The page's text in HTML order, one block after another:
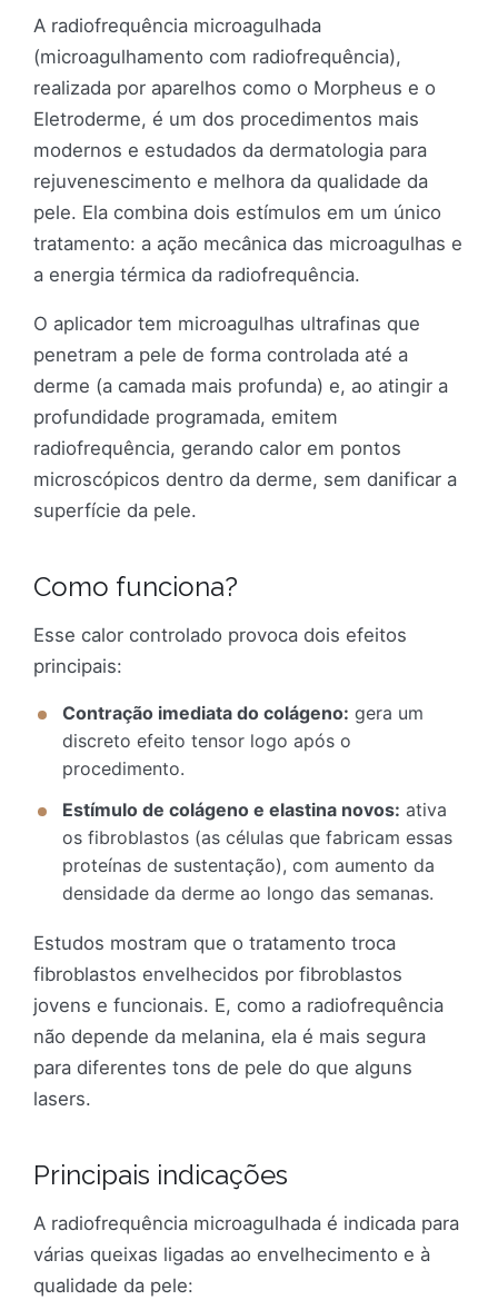
A radiofrequência microagulhada
(microagulhamento com radiofrequência),
realizada por aparelhos como o Morpheus e o
Eletroderme, é um dos procedimentos mais
modernos e estudados da dermatologia para
rejuvenescimento e melhora da qualidade da
pele. Ela combina dois estímulos em um único
tratamento: a ação mecânica das microagulhas e
a energia térmica da radiofrequência.
O aplicador tem microagulhas ultrafinas que
penetram a pele de forma controlada até a
derme (a camada mais profunda) e, ao atingir a
profundidade programada, emitem
radiofrequência, gerando calor em pontos
microscópicos dentro da derme, sem danificar a
superfície da pele.
Como funciona?
Esse calor controlado provoca dois efeitos
principais:
Contração imediata do colágeno: gera um
discreto efeito tensor logo após o
procedimento.
Estímulo de colágeno e elastina novos: ativa
os fibroblastos (as células que fabricam essas
proteínas de sustentação), com aumento da
densidade da derme ao longo das semanas.
Estudos mostram que o tratamento troca
fibroblastos envelhecidos por fibroblastos
jovens e funcionais. E, como a radiofrequência
não depende da melanina, ela é mais segura
para diferentes tons de pele do que alguns
lasers.
Principais indicações
A radiofrequência microagulhada é indicada para
várias queixas ligadas ao envelhecimento e à
qualidade da pele: